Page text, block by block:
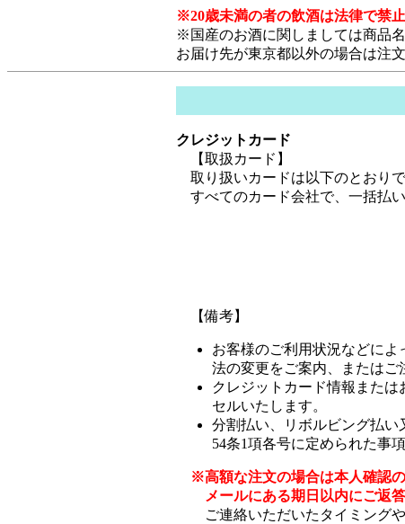
※20歳未満の者の飲酒は法律で禁止
※国産のお酒に関しましては商品
お届け先が東京都以外の場合は注
クレジットカード
【取扱カード】
取り扱いカードは以下のとおりで
すべてのカード会社で、一括払い
【備考】
お客様のご利用状況などに
法の変更をご案内、またはご
クレジットカード情報また
セルいたします。
分割払い、リボルビング払い
54条1項各号に定められた事
※高額な注文の場合は本人確認
メールにある期日以内にご返
ご連絡いただいたタイミングや